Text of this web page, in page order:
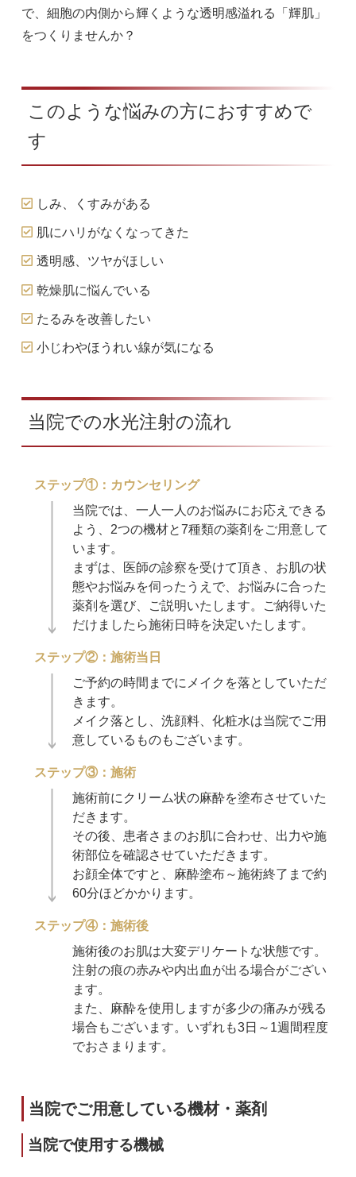
で、細胞の内側から輝くような透明感溢れる「輝肌」
をつくりませんか？
このような悩みの方におすすめで
す
しみ、くすみがある
肌にハリがなくなってきた
透明感、ツヤがほしい
乾燥肌に悩んでいる
たるみを改善したい
小じわやほうれい線が気になる
当院での水光注射の流れ
ステップ①：カウンセリング
当院では、一人一人のお悩みにお応えできる
よう、2つの機材と7種類の薬剤をご用意して
います。
まずは、医師の診察を受けて頂き、お肌の状
態やお悩みを伺ったうえで、お悩みに合った
薬剤を選び、ご説明いたします。ご納得いた
だけましたら施術日時を決定いたします。
ステップ②：施術当日
ご予約の時間までにメイクを落としていただ
きます。
メイク落とし、洗顔料、化粧水は当院でご用
意しているものもございます。
ステップ③：施術
施術前にクリーム状の麻酔を塗布させていた
だきます。
その後、患者さまのお肌に合わせ、出力や施
術部位を確認させていただきます。
お顔全体ですと、麻酔塗布～施術終了まで約
60分ほどかかります。
ステップ④：施術後
施術後のお肌は大変デリケートな状態です。
注射の痕の赤みや内出血が出る場合がござい
ます。
また、麻酔を使用しますが多少の痛みが残る
場合もございます。いずれも3日～1週間程度
でおさまります。
当院でご用意している機材・薬剤
当院で使用する機械